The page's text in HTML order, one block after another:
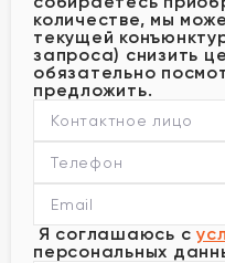
количестве, мы
текущей
запроса) снизить
обязательно
предложить.
Я соглашаюсь с
персональных